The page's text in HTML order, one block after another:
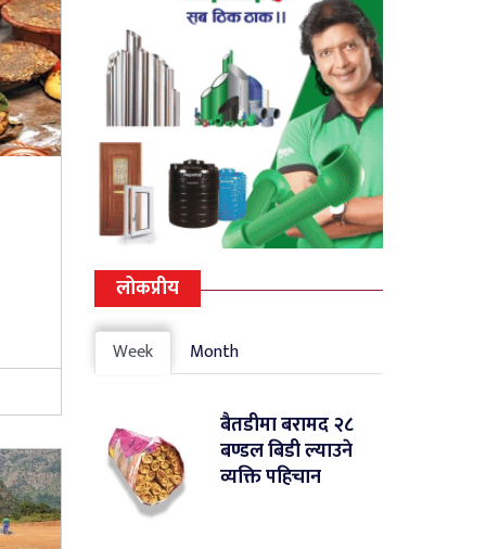
लोकप्रीय
Week Month
बैतडीमा बरामद २८
बण्डल बिडी ल्याउने
व्यक्ति पहिचान